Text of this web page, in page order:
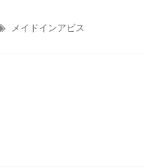
メイドインアビス